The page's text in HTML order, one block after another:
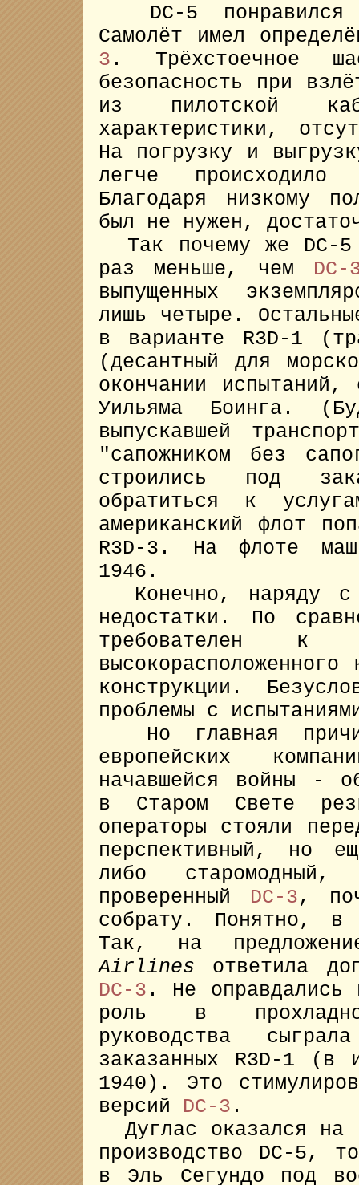
DC-5 понравился
Самолёт имел
3 . Трёхстоечное
безопасность при
из пилотской
характеристики,
На погрузку и
легче происходило
Благодаря низкому
был не нужен,
Так почему же DC-5
раз меньше, чем DC-
выпущенных
лишь четыре.
в варианте R3D-1
(десантный для
окончании испытаний,
Уильяма Боинга.
выпускавшей
"сапожником без
строились под
обратиться к
американский флот
R3D-3. На флоте
1946.
Конечно, наряду с
недостатки. По
требователен к
конструкции.
проблемы с
Но главная
европейских
начавшейся войны -
в Старом Свете
операторы стояли
перспективный, но
либо
проверенный DC-3,
собрату. Понятно, в
Так, на
Airlines ответила
DC-3 . Не оправдались
роль в
руководства
заказанных R3D-1 (в
1940). Это
версий DC-3 .
Дуглас оказался на
производство DC-5,
в Эль Сегундо под